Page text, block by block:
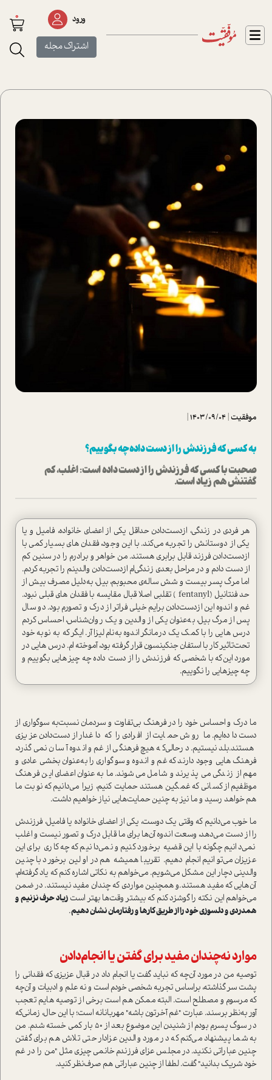
ورود
اشتراک مجله
0
موفقیت|
1403/09/04
|
به کسی که فرزندش را از دست داده چه بگوییم؟
صحبت با کسی که فرزندش را از دست داده ا‌ست: اغلب، کم
گفتنش هم زیاد ا‌ست.
هر فردی در زندگی‌، از‌دست‌دادن حداقل یکی از اعضای خانواده، فامیل و یا
یکی از دوستانش را تجربه می‌کند. با این وجود، فقدان های بسیار کمی با
از‌دست‌دادن فرزند قابل برابری هستند‌. من خواهر و برادرم را در سنین کم
از دست دادم و در مراحل بعدی زندگی‌ام از‌دست‌دادن والدینم را تجربه کردم.
اما مرگ پسر بیست و شش ساله‌ی محبوبم، بیل، به‌دلیل مصرف بیش از
حد فنتانیل (fentanyl ) تقلبی اصلا قبال مقایسه با فقدان های قبلی نبود.
غم و اندوه این از‌دست‌دادن برایم خیلی فراتر از درک و تصورم بود. دو سال
پس از مرگ بیل، به‌عنوان یکی از والدین و یک روان‌شناس، احساس کردم
درس هایی را با کمک یک درمانگر اندوه به‌نام لیزا آر. ایگر که به نوبه خود
تحت‌تاثیر کار با ا‌ستفان جنکینسون قرار گرفته بود، آموخته ام. درس هایی در
مورد این‌که با شخصی که فرزندش را از دست داده چه چیزهایی بگوییم و
چه چیزهایی را نگوییم.
ما درک و احساس خود را در فرهنگ بی‌تفاوت و سردمان نسبت‌به سوگواری از
دست داده‌ایم. ما روش حمایت از افرادی را که داغدار از‌دست‌دادن عزیزی
هستند‌.بلد نیستیم. در‌حالی‌که هیچ فرهنگی ازغم و اندوه آسان نمی‌گذرد،
فرهنگ هایی وجود دارند که غم و اندوه و سوگواری را به‌عنوان بخشی عادی و
مهم از زندگی می پذیرند و شامل می‌شوند. ما به‌عنوان اعضای این فرهنگ
موظفیم از کسانی که غمگین هستند‌ حمایت کنیم، زیرا می‌دانیم که نوبت ما
هم خواهد رسید و ما نیز به چنین حمایت‌هایی نیاز خواهیم داشت.
ما خوب می‌دانیم که وقتی یک دوست، یکی از اعضای خانواده‌ یا فامیل، فرزندش
را از دست می‌دهد، وسعت اندوه آن‌ها برای ما قابل درک و تصور نیست و اغلب
نمی‌دانیم چگونه با این قضیه برخورد کنیم و نمی‌دانیم که چه کاری برای این
عزیزان می‌توانیم انجام دهیم. تقریبا همیشه هم در اولین برخورد با چنین
والدینی دچار این مشکل می‌شویم. می‌خواهم به نکاتی اشاره کنم که یاد گرفته‌ام،
آن‌هایی که مفید هستند‌.و همچنین مواردی که چندان مفید نیستند. در ضمن
می‌خواهم این نکته را گوشزد کنم که بیشتر وقت‌ها بهتر ا‌ستزیاد حرف نزنیم و
همدردی و دلسوزی خود را از طریق کارها و رفتارمان نشان دهیم.
موارد نه‌چندان مفید برای گفتن یا انجام‌دادن
توصیه من در مورد آن‌چه که نباید گفت یا انجام داد در قبال عزیزی که فقدانی را
پشت سر گذاشته، بر‌اساس تجربه شخصی خودم ا‌ست و نه علم و ادبیات و آن‌چه
که مرسوم و مصطلح ا‌ست. البته ممکن هم ا‌ست برخی از توصیه هایم تعجب
آور به‌نظر برسند. عبارت "غم آخرتون باشه" مهربانانه ا‌ست؛ با این حال، زمانی‌که
در سوگ پسرم بودم از شنیدن این موضوع بعد از 50 بار کمی خسته شدم. من
به شما پیشنهاد می‌کنم که در مورد والدین عزادار حتی تلاش هم برای گفتن
چنین عباراتی نکنید. در مجلس عزای فرزندم خانمی چیزی مثل "من را در غم
خود شریک بدانید" گفت. لطفا از چنین عباراتی هم صرف‌نظر کنید.